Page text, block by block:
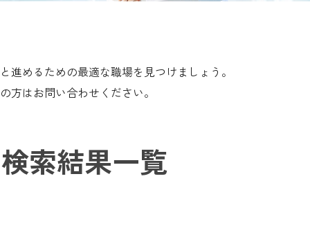
めるための最適な職場を見つけましょう。
はお問い合わせください。
索結果一覧